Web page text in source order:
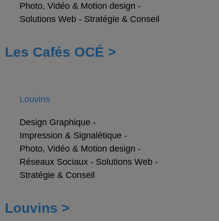
Photo, Vidéo & Motion design -
Solutions Web - Stratégie & Conseil
Les Cafés OCÉ >
Louvins
Design Graphique -
Impression & Signalétique -
Photo, Vidéo & Motion design -
Réseaux Sociaux - Solutions Web -
Stratégie & Conseil
Louvins >